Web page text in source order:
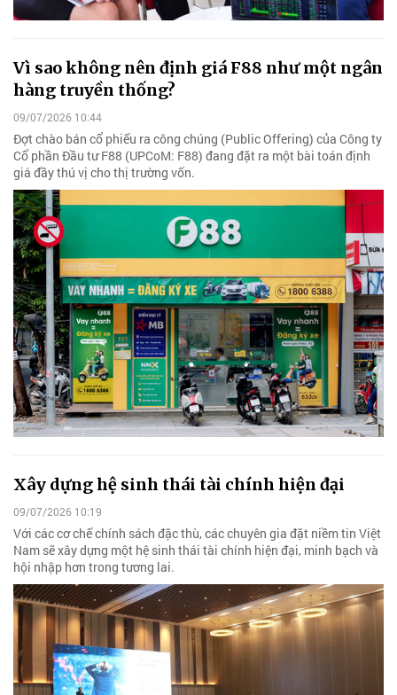
Vì sao không nên định giá F88 như một ngân
hàng truyền thống?
09/07/2026 10:44
Đợt chào bán cổ phiếu ra công chúng (Public Offering) của Công ty
Cổ phần Đầu tư F88 (UPCoM: F88) đang đặt ra một bài toán định
giá đầy thú vị cho thị trường vốn.
Xây dựng hệ sinh thái tài chính hiện đại
09/07/2026 10:19
Với các cơ chế chính sách đặc thù, các chuyên gia đặt niềm tin Việt
Nam sẽ xây dựng một hệ sinh thái tài chính hiện đại, minh bạch và
hội nhập hơn trong tương lai.